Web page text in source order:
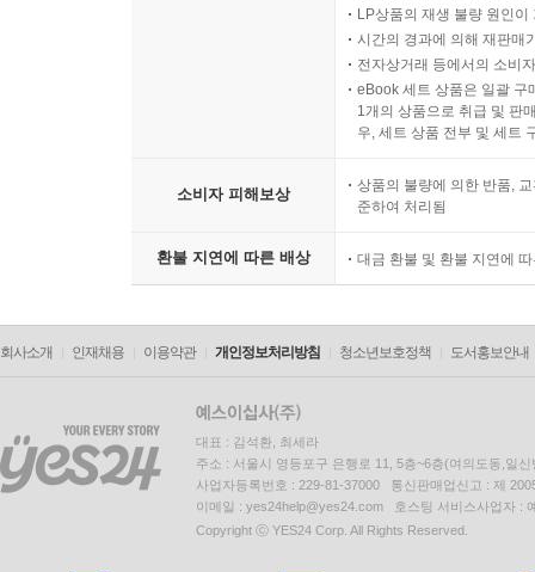
LP상품의 재생 불량 원인
시간의 경과에 의해 재판매
전자상거래 등에서의 소비
eBook 세트 상품은 일괄 구
1개의 상품으로 취급 및 판
우, 세트 상품 전부 및 세트
소비자 피해보상
상품의 불량에 의한 반품,
준하여 처리됨
환불 지연에 따른 배상 대금 환불 및 환불 지연에
회사소개 인재채용 이용약관 개인정보처리방침 청소년보호정책 도서홍보안내
대표 : 김석환, 최세라
주소 : 서울시 영등포구 은행로 11, 5층~6층(여의도동,일신
사업자등록번호 : 229-81-37000 통신판매업신고 : 제
이메일 : yes24help@yes24.com 호스팅 서비스사업자 :
Copyright ⓒ YES24 Corp. All Rights Reserved.